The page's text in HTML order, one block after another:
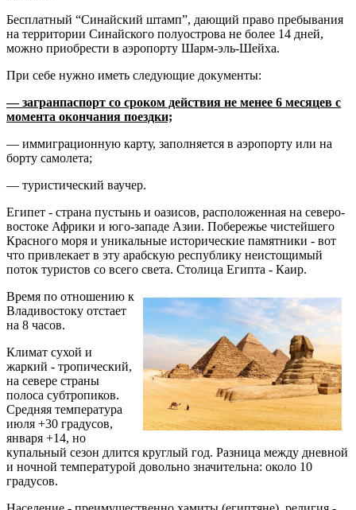
Бесплатный “Синайский штамп”, дающий право пребывания
на территории Синайского полуострова не более 14 дней,
можно приобрести в аэропорту Шарм-эль-Шейха.
При себе нужно иметь следующие документы:
— загранпаспорт со сроком действия не менее 6 месяцев с
момента окончания поездки;
— иммиграционную карту, заполняется в аэропорту или на
борту самолета;
— туристический ваучер.
Египет - страна пустынь и оазисов, расположенная на северо-
востоке Африки и юго-западе Азии. Побережье чистейшего
Красного моря и уникальные исторические памятники - вот
что привлекает в эту арабскую республику неистощимый
поток туристов со всего света. Столица Египта - Каир.
Время по отношению к
Владивостоку отстает
на 8 часов.
Климат сухой и
жаркий - тропический,
на севере страны
полоса субтропиков.
Средняя температура
июля +30 градусов,
января +14, но
купальный сезон длится круглый год. Разница между дневной
и ночной температурой довольно значительна: около 10
градусов.